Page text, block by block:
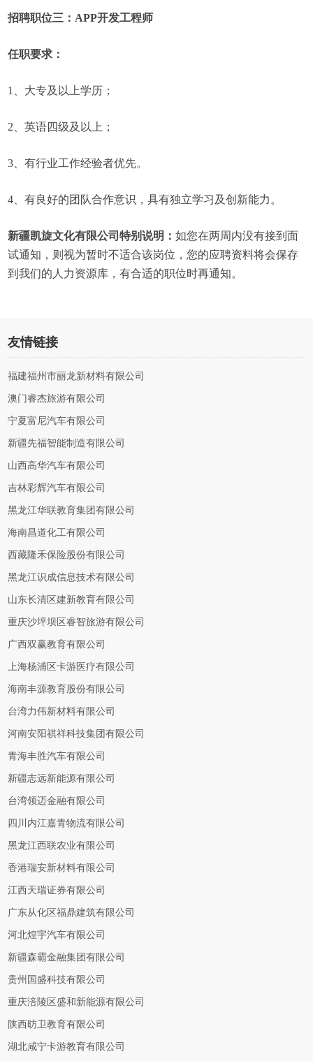
招聘职位三：APP开发工程师
任职要求：
1、大专及以上学历；
2、英语四级及以上；
3、有行业工作经验者优先。
4、有良好的团队合作意识，具有独立学习及创新能力。
新疆凯旋文化有限公司特别说明：如您在两周内没有接到面
试通知，则视为暂时不适合该岗位，您的应聘资料将会保存
到我们的人力资源库，有合适的职位时再通知。
友情链接
福建福州市丽龙新材料有限公司
澳门睿杰旅游有限公司
宁夏富尼汽车有限公司
新疆先福智能制造有限公司
山西高华汽车有限公司
吉林彩辉汽车有限公司
黑龙江华联教育集团有限公司
海南昌道化工有限公司
西藏隆禾保险股份有限公司
黑龙江识成信息技术有限公司
山东长清区建新教育有限公司
重庆沙坪坝区睿智旅游有限公司
广西双赢教育有限公司
上海杨浦区卡游医疗有限公司
海南丰源教育股份有限公司
台湾力伟新材料有限公司
河南安阳祺祥科技集团有限公司
青海丰胜汽车有限公司
新疆志远新能源有限公司
台湾领迈金融有限公司
四川内江嘉青物流有限公司
黑龙江西联农业有限公司
香港瑞安新材料有限公司
江西天瑞证券有限公司
广东从化区福鼎建筑有限公司
河北煌宇汽车有限公司
新疆森霸金融集团有限公司
贵州国盛科技有限公司
重庆涪陵区盛和新能源有限公司
陕西昉卫教育有限公司
湖北咸宁卡游教育有限公司